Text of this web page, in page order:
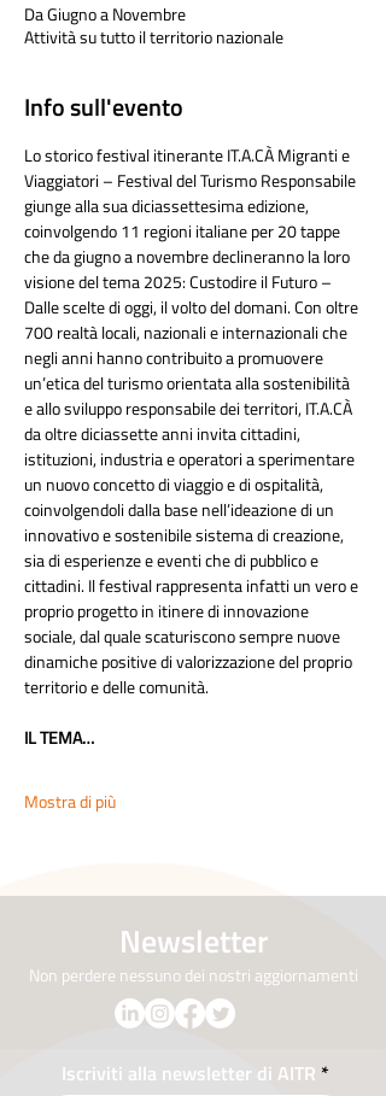
Da Giugno a Novembre
Attività su tutto il territorio nazionale
Info sull'evento
Lo storico festival itinerante IT.A.CÀ Migranti e
Viaggiatori – Festival del Turismo Responsabile
giunge alla sua diciassettesima edizione,
coinvolgendo 11 regioni italiane per 20 tappe
che da giugno a novembre declineranno la loro
visione del tema 2025: Custodire il Futuro –
Dalle scelte di oggi, il volto del domani. Con oltre
700 realtà locali, nazionali e internazionali che
negli anni hanno contribuito a promuovere
un’etica del turismo orientata alla sostenibilità
e allo sviluppo responsabile dei territori, IT.A.CÀ
da oltre diciassette anni invita cittadini,
istituzioni, industria e operatori a sperimentare
un nuovo concetto di viaggio e di ospitalità,
coinvolgendoli dalla base nell’ideazione di un
innovativo e sostenibile sistema di creazione,
sia di esperienze e eventi che di pubblico e
cittadini. Il festival rappresenta infatti un vero e
proprio progetto in itinere di innovazione
sociale, dal quale scaturiscono sempre nuove
dinamiche positive di valorizzazione del proprio
territorio e delle comunità.
IL TEMA…
Mostra di più
Newsletter
Non perdere nessuno dei nostri aggiornamenti
Iscriviti alla newsletter di AITR